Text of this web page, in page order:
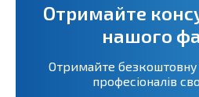
Отримайте
нашого
Отримайте безкоштовну
професіоналів